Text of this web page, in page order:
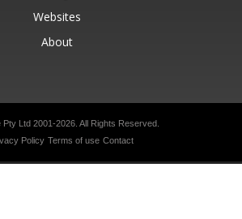
Websites
About
Ltd 2001-2026. All Rights Reserved.
Policy Terms of use Contact